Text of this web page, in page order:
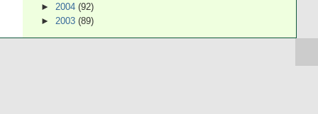
► 2004(92)
►2003(89)